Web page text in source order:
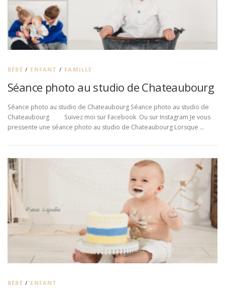
BÉBÉ / ENFANT / FAMILLE
Séance photo au studio de Chateaubourg
Séance photo au studio de Chateaubourg Séance photo au studio de
Chateaubourg Suivez moi sur Facebook Ou sur Instagram Je vous
pressente une séance photo au studio de Chateaubourg Lorsque …
BÉBÉ / ENFANT